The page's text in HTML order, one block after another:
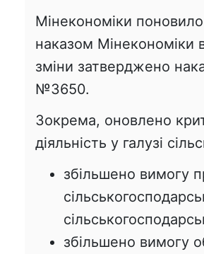
Мінекономіки поновило
наказом Мінекономіки
зміни затверджено
№3650.
Зокрема, оновлено
діяльність у галузі
збільшено вимогу
збільшено вимогу